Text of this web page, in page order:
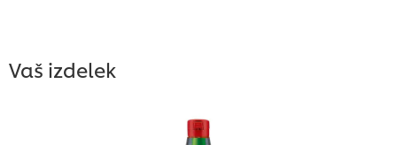
Vaš izdelek